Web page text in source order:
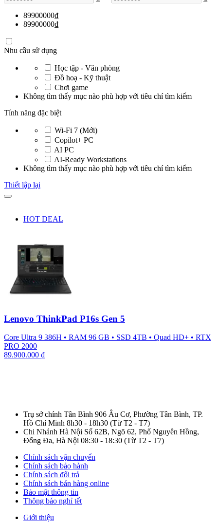
89900000₫
89900000₫
Nhu cầu sử dụng
Học tập - Văn phòng
Đồ hoạ - Kỹ thuật
Chơi game
Không tìm thấy mục nào phù hợp với tiêu chí tìm kiếm
Tính năng đặc biệt
Wi-Fi 7 (Mới)
Copilot+ PC
AI PC
AI-Ready Workstations
Không tìm thấy mục nào phù hợp với tiêu chí tìm kiếm
Thiết lập lại
HOT DEAL
Lenovo ThinkPad P16s Gen 5
Core Ultra 9 386H • RAM 96 GB • SSD 4TB • Quad HD+ • RTX
PRO 2000
89.900.000 ₫
Trụ sở chính Tân Bình 906 Âu Cơ, Phường Tân Bình, TP.
Hồ Chí Minh 8h30 - 18h30 (Từ T2 - T7)
Chi Nhánh Hà Nội Số 62B, Ngõ 62, Phố Nguyên Hồng,
Đống Đa, Hà Nội 08:30 - 18:30 (Từ T2 - T7)
Chính sách vận chuyển
Chính sách bảo hành
Chính sách đổi trả
Chính sách bán hàng online
Bảo mật thông tin
Thông báo nghỉ tết
Giới thiệu